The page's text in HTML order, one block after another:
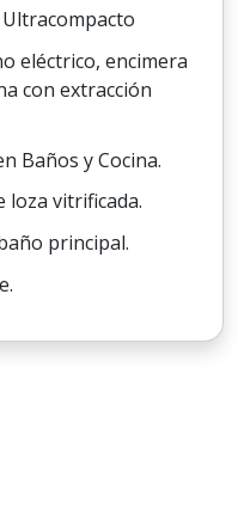
eléctrico, encimera
con extracción
Baños y Cocina.
loza vitrificada.
principal.